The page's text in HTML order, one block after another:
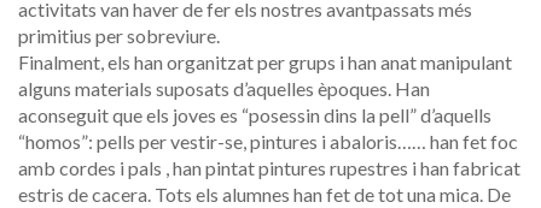
activitats van haver de fer els nostres avantpassats més
primitius per sobreviure.
Finalment, els han organitzat per grups i han anat manipulant
alguns materials suposats d’aquelles èpoques. Han
aconseguit que els joves es “posessin dins la pell” d’aquells
“homos”: pells per vestir-se, pintures i abaloris…… han fet foc
amb cordes i pals , han pintat pintures rupestres i han fabricat
estris de cacera. Tots els alumnes han fet de tot una mica. De